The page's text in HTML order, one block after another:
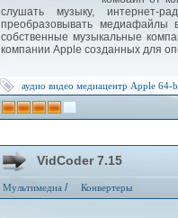
слушать музыку, интернет-
преобразовывать медиафайлы
собственные музыкальные
компании Apple созданных для
аудио видео медиацентр Apple 64-
VidCoder 7.15
Мультимедиа / Конвертеры